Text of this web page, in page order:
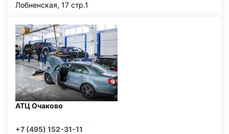
Лобненская, 17 стр.1
АТЦ Очаково
+7 (495) 152-31-11